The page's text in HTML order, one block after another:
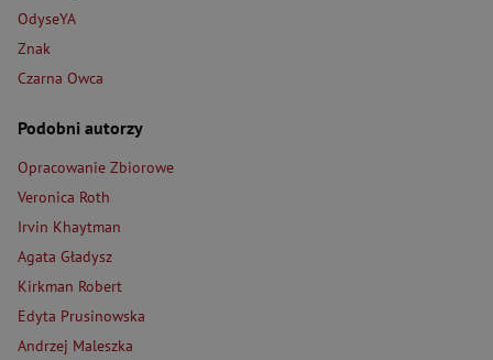
OdyseYA
Znak
Czarna Owca
Podobni autorzy
Opracowanie Zbiorowe
Veronica Roth
Irvin Khaytman
Agata Gładysz
Kirkman Robert
Edyta Prusinowska
Andrzej Maleszka